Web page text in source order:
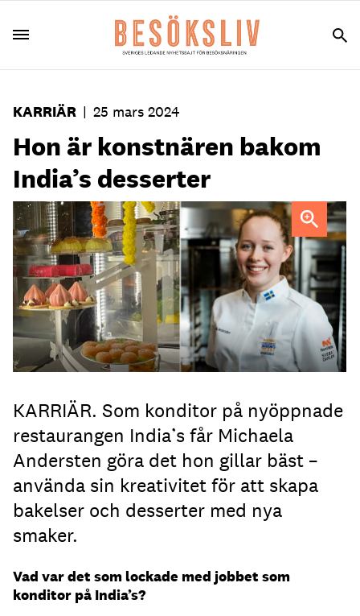
KARRIÄR | 25 mars 2024
Hon är konstnären bakom
India’s desserter
En titt in i dessertskåpet på India’s, med efterrätter
signerade Michaela Andersten.
KARRIÄR. Som konditor på nyöppnade
restaurangen India’s får Michaela
Andersten göra det hon gillar bäst –
använda sin kreativitet för att skapa
bakelser och desserter med nya
smaker.
Vad var det som lockade med jobbet som
konditor på India’s?